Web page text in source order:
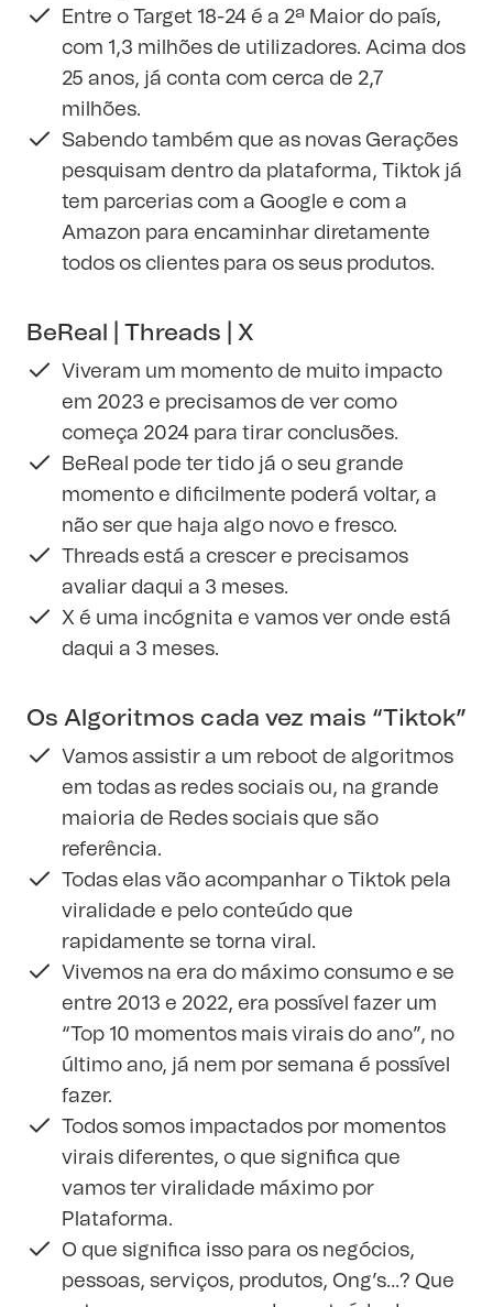
Entre o Target 18-24 é a 2ª Maior do país,
com 1,3 milhões de utilizadores. Acima dos
25 anos, já conta com cerca de 2,7
milhões.
Sabendo também que as novas Gerações
pesquisam dentro da plataforma, Tiktok já
tem parcerias com a Google e com a
Amazon para encaminhar diretamente
todos os clientes para os seus produtos.
BeReal | Threads | X
Viveram um momento de muito impacto
em 2023 e precisamos de ver como
começa 2024 para tirar conclusões.
BeReal pode ter tido já o seu grande
momento e dificilmente poderá voltar, a
não ser que haja algo novo e fresco.
Threads está a crescer e precisamos
avaliar daqui a 3 meses.
X é uma incógnita e vamos ver onde está
daqui a 3 meses.
Os Algoritmos cada vez mais “Tiktok”
Vamos assistir a um reboot de algoritmos
em todas as redes sociais ou, na grande
maioria de Redes sociais que são
referência.
Todas elas vão acompanhar o Tiktok pela
viralidade e pelo conteúdo que
rapidamente se torna viral.
Vivemos na era do máximo consumo e se
entre 2013 e 2022, era possível fazer um
“Top 10 momentos mais virais do ano”, no
último ano, já nem por semana é possível
fazer.
Todos somos impactados por momentos
virais diferentes, o que significa que
vamos ter viralidade máximo por
Plataforma.
O que significa isso para os negócios,
pessoas, serviços, produtos, Ong’s…? Que